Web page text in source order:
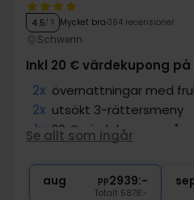
4.5/ 5 Mycket bra 364 recensioner
Schwerin
Inkl 20 € värdekupong
2x övernattningar med
2x utsökt 3-rättersmeny
1x 20 € värdekupong på
välkomstdrink
∞ Fri tillgång till
Se allt som ingår
aug pp2939:-
Totalt 5878:-